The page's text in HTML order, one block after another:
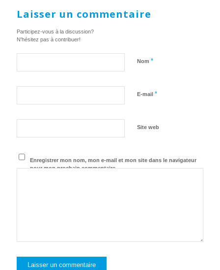
Laisser un commentaire
Participez-vous à la discussion?
N'hésitez pas à contribuer!
Nom *
E-mail *
Site web
Enregistrer mon nom, mon e-mail et mon site dans le navigateur
pour mon prochain commentaire.